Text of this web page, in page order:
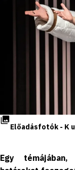
Előadásfotók - K
Egy